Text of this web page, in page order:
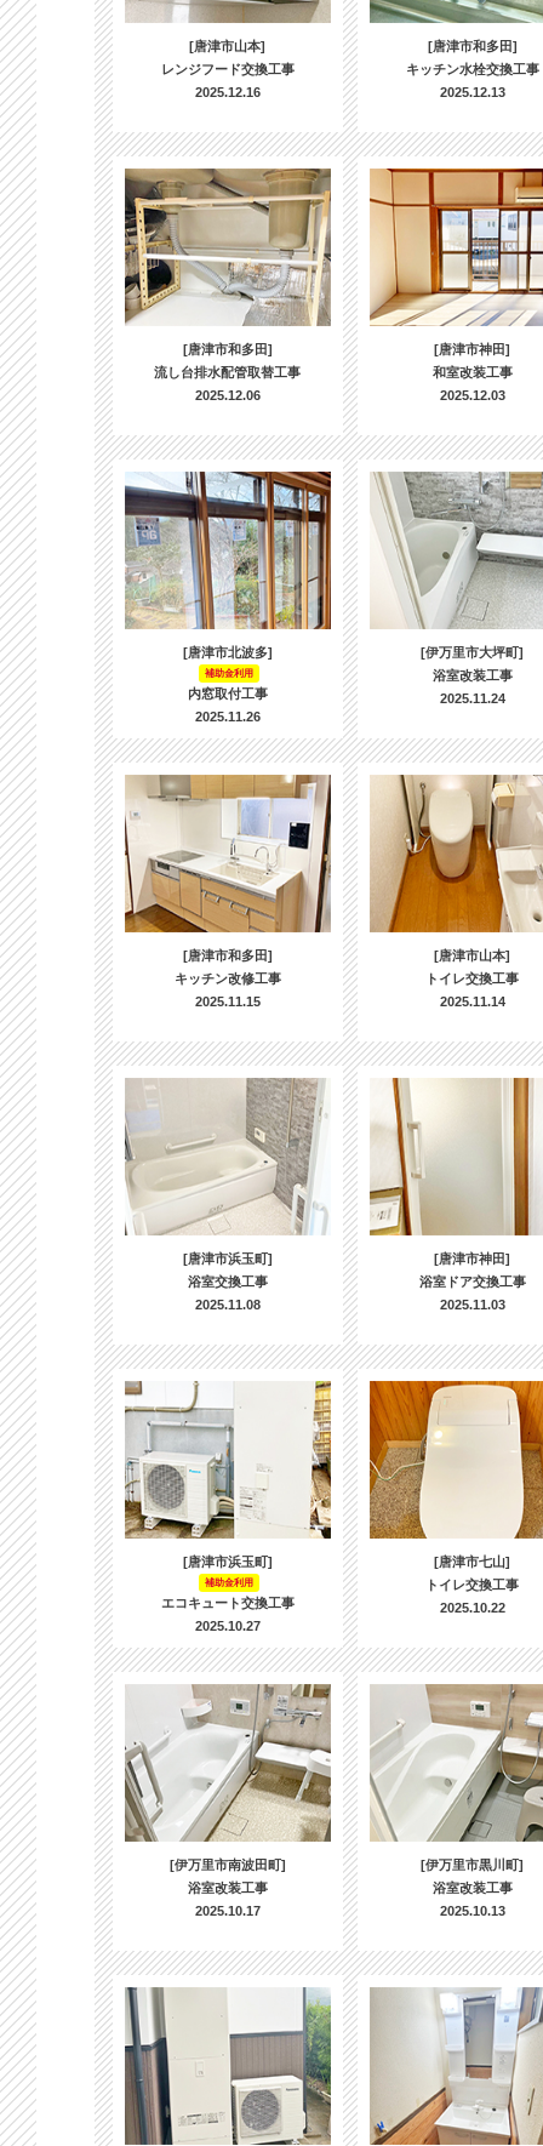
[唐津市山本]
レンジフード交換工事
2025.12.16
[唐津市和多田]
キッチン水栓交換工事
2025.12.13
[唐津市和多田]
流し台排水配管取替工事
2025.12.06
[唐津市神田]
和室改装工事
2025.12.03
[唐津市北波多]
補助金利用
内窓取付工事
2025.11.26
[伊万里市大坪町]
浴室改装工事
2025.11.24
[唐津市和多田]
キッチン改修工事
2025.11.15
[唐津市山本]
トイレ交換工事
2025.11.14
[唐津市浜玉町]
浴室交換工事
2025.11.08
[唐津市神田]
浴室ドア交換工事
2025.11.03
[唐津市浜玉町]
補助金利用
エコキュート交換工事
2025.10.27
[唐津市七山]
トイレ交換工事
2025.10.22
[伊万里市南波田町]
浴室改装工事
2025.10.17
[伊万里市黒川町]
浴室改装工事
2025.10.13